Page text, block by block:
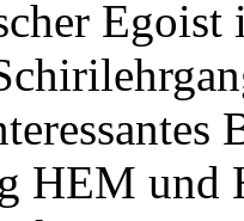
Egoist
HEM und